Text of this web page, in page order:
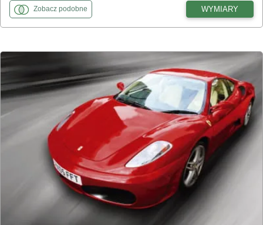
Zobaczfototapety
podobnedo Samochody sportowe na torze WYMIARY